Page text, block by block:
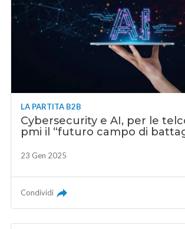
LA PARTITA B2B
Cybersecurity e AI, per le
pmi il “futuro campo di
23 Gen 2025
Condividi